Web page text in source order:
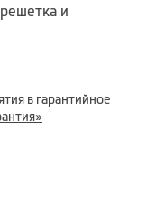
и
в гарантийное